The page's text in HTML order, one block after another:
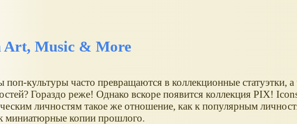
Art, Music & More
культуры часто превращаются в коллекционные статуэтки, а
Гораздо реже! Однако вскоре появится коллекция PIX!
личностям такое же отношение, как к популярным
миниатюрные копии прошлого.